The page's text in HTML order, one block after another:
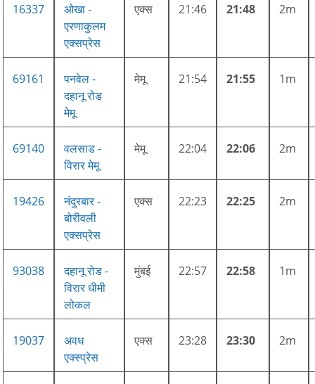
16337
ओखा -
एरणाकुलम
एक्सप्रेस
एक्स 21:46 21:48 2m
69161
पनवेल -
दहानू रोड
मेमू
मेमू 21:54 21:55 1m
69140
वलसाड -
विरार मेमू
मेमू 22:04 22:06 2m
19426
नंदुरबार -
बोरीवली
एक्सप्रेस
एक्स 22:23 22:25 2m
93038
दहानू रोड -
विरार धीमी
लोकल
मुंबई 22:57 22:58 1m
19037
अवध
एक्स्प्रेस
एक्स 23:28 23:30 2m